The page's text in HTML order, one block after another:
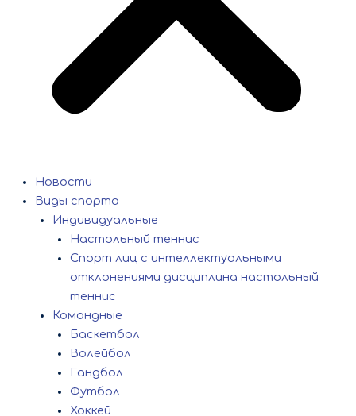
Новости
Виды спорта
Индивидуальные
Настольный теннис
Спорт лиц с интеллектуальными
отклонениями дисциплина настольный
теннис
Командные
Баскетбол
Волейбол
Гандбол
Футбол
Хоккей